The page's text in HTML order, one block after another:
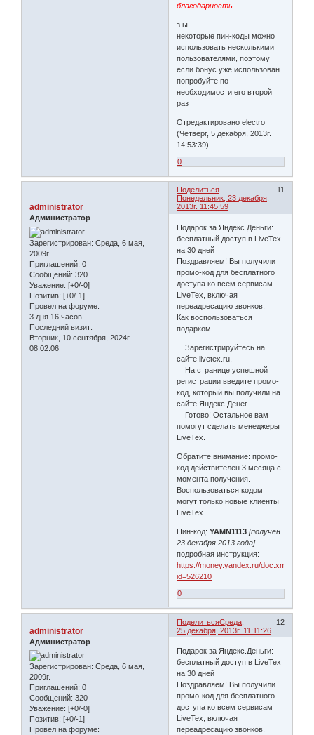
благодарность
з.ы.
некоторые пин-коды можно
использовать несколькими
пользователями, поэтому
если бонус уже использован
попробуйте по
необходимости его второй
раз
Отредактировано electro
(Четверг, 5 декабря, 2013г.
14:53:39)
0
Поделиться
11
Понедельник, 23 декабря,
2013г. 11:45:59
administrator
Администратор
Зарегистрирован: Среда, 6 мая,
2009г.
Приглашений: 0
Сообщений: 320
Уважение: [+0/-0]
Позитив: [+0/-1]
Провел на форуме:
3 дня 16 часов
Последний визит:
Вторник, 10 сентября, 2024г.
08:02:06
Подарок за Яндекс.Деньги:
бесплатный доступ в LiveTex
на 30 дней
Поздравляем! Вы получили
промо-код для бесплатного
доступа ко всем сервисам
LiveTex, включая
переадресацию звонков.
Как воспользоваться
подарком
Зарегистрируйтесь на
сайте livetex.ru.
На странице успешной
регистрации введите промо-
код, который вы получили на
сайте Яндекс.Денег.
Готово! Остальное вам
помогут сделать менеджеры
LiveTex.
Обратите внимание: промо-
код действителен 3 месяца с
момента получения.
Воспользоваться кодом
могут только новые клиенты
LiveTex.
Пин-код:YAMN1113 [получен
23 декабря 2013 года]
подробная инструкция:
https://money.yandex.ru/doc.xml?
id=526210
0
Поделиться 12
Среда,
25 декабря, 2013г. 11:11:26
administrator
Администратор
Зарегистрирован: Среда, 6 мая,
2009г.
Приглашений: 0
Сообщений: 320
Уважение: [+0/-0]
Позитив: [+0/-1]
Провел на форуме:
Подарок за Яндекс.Деньги:
бесплатный доступ в LiveTex
на 30 дней
Поздравляем! Вы получили
промо-код для бесплатного
доступа ко всем сервисам
LiveTex, включая
переадресацию звонков.